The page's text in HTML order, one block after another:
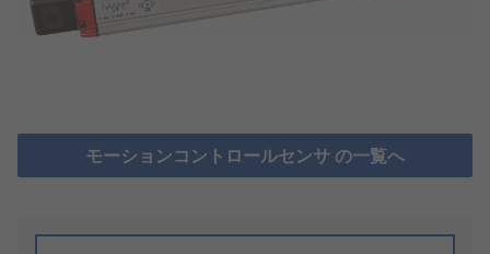
モーションコントロールセンサ の一覧へ